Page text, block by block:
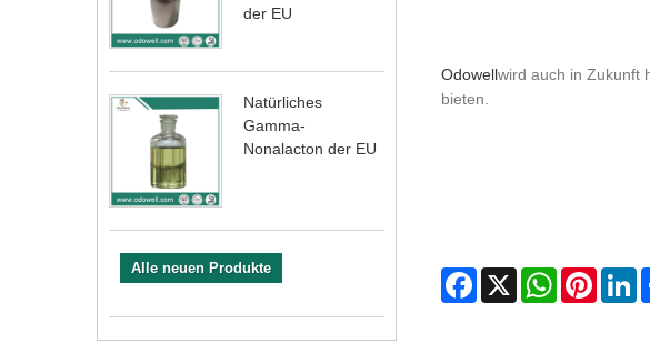
der EU
Natürliches
Gamma-
Nonalacton der EU
Alle neuen Produkte
Odowellwird auch in Zukunft
bieten.
Facebook
X WhatsApp